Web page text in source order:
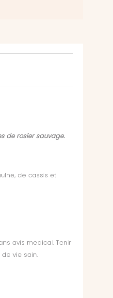
de rosier sauvage.
de cassis et
avis medical. Tenir
vie sain.